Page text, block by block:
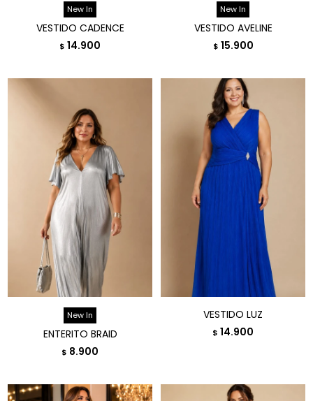
New In
VESTIDO CADENCE
$ 14.900
New In
VESTIDO AVELINE
$ 15.900
New In
ENTERITO BRAID
$ 8.900
VESTIDO LUZ
$ 14.900